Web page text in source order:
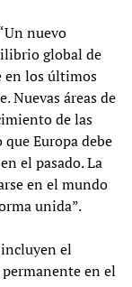
nuevo
global de
en los últimos
Nuevas áreas de
de las
Europa debe
el pasado. La
en el mundo
unida”.
el
en el